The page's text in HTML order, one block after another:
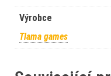
Výrobce
Tlama games